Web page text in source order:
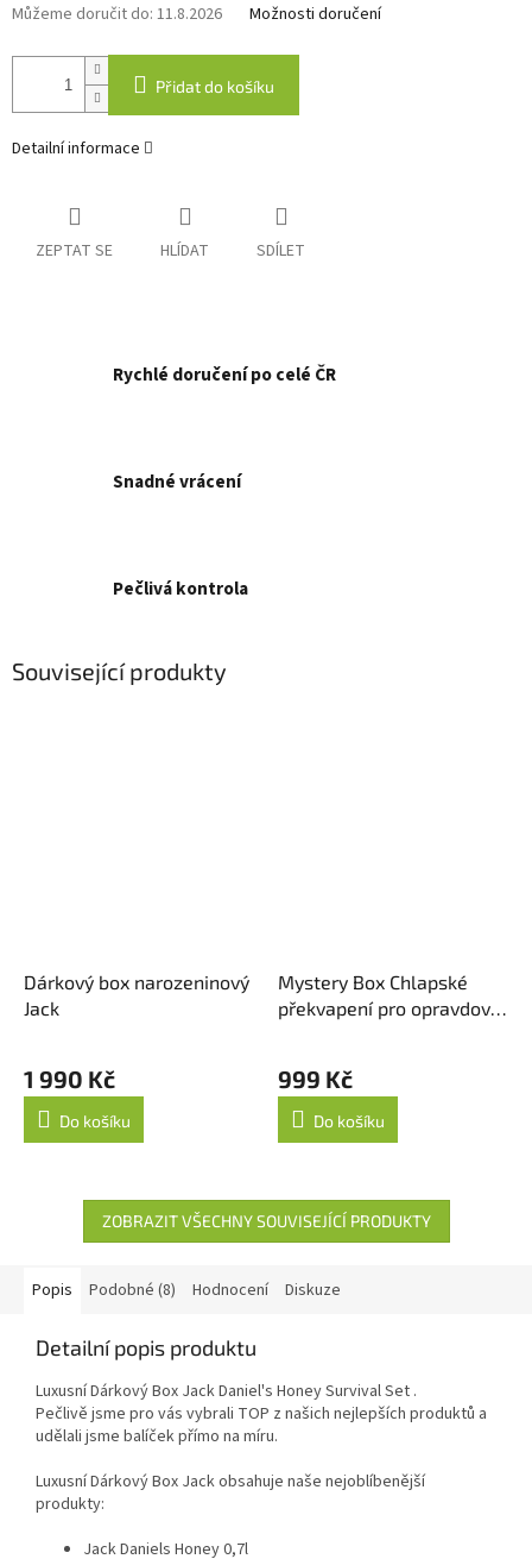
Můžeme doručit do: 11.8.2026 Možnosti doručení
Přidat do košíku
Detailní informace
ZEPTAT SE HLÍDAT SDÍLET
Rychlé doručení po celé ČR
Snadné vrácení
Pečlivá kontrola
Související produkty
Dárkový box narozeninový
Jack
1 990 Kč
Do košíku
Mystery Box Chlapské
překvapení pro opravdové
999 Kč
Do košíku
ZOBRAZIT VŠECHNY SOUVISEJÍCÍ PRODUKTY
Popis Podobné (8) Hodnocení Diskuze
Detailní popis produktu
Luxusní Dárkový Box Jack Daniel's Honey Survival Set .
Pečlivě jsme pro vás vybrali TOP z našich nejlepších produktů a
udělali jsme balíček přímo na míru.
Luxusní Dárkový Box Jack obsahuje naše nejoblíbenější
produkty:
Jack Daniels Honey 0,7l